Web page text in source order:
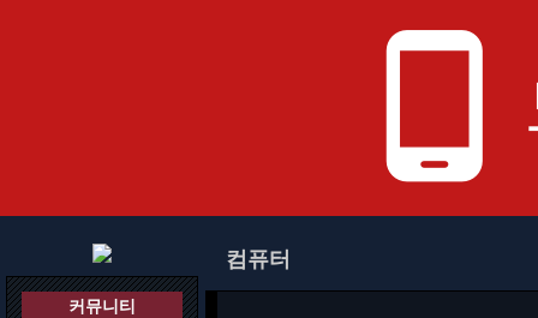
phone_android
커뮤니티
컴퓨터